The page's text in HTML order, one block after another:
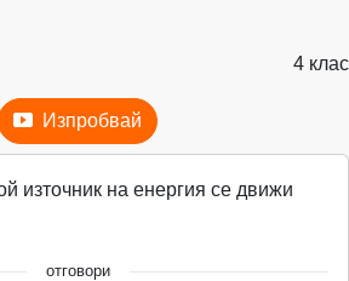
4 клас
Изпробвай
източник на енергия се движи
отговори